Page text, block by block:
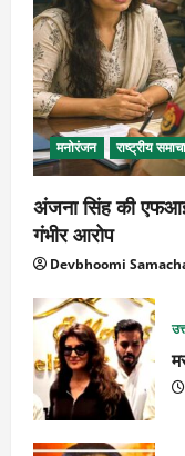
मनोरंजन राष्ट्रीय
अंजना सिंह की
गंभीर आरोप
Devbhoomi